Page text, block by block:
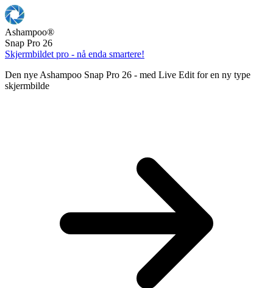
Ashampoo®
Snap Pro 26
Skjermbildet pro - nå enda smartere!
Den nye Ashampoo Snap Pro 26 - med Live Edit for en ny type
skjermbilde